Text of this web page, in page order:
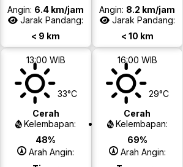
Angin: 6.4 km/jam
Jarak Pandang:
< 9 km
Angin: 8.2 km/jam
Jarak Pandang:
< 10 km
13:00 WIB
33°C
Cerah
Kelembapan:
48%
Arah Angin:
16:00 WIB
29°C
Cerah
Kelembapan:
69%
Arah Angin: